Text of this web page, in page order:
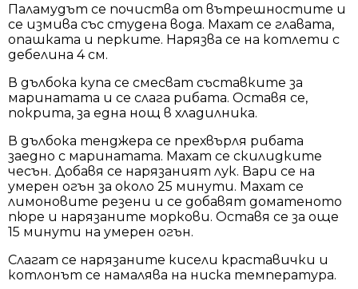
Паламудът се почиства от вътрешностите и
се измива със студена вода. Махат се главата,
опашката и перките. Нарязва се на котлети с
дебелина 4 см.
В дълбока купа се смесват съставките за
маринатата и се слага рибата. Оставя се,
покрита, за една нощ в хладилника.
В дълбока тенджера се прехвърля рибата
заедно с маринатата. Махат се скилидките
чесън. Добавя се нарязаният лук. Вари се на
умерен огън за около 25 минути. Махат се
лимоновите резени и се добавят доматеното
пюре и нарязаните моркови. Оставя се за още
15 минути на умерен огън.
Слагат се нарязаните кисели краставички и
котлонът се намалява на ниска температура.